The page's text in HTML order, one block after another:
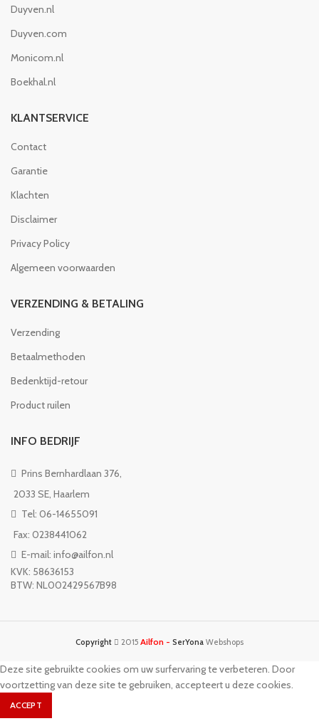
Duyven.nl
Duyven.com
Monicom.nl
Boekhal.nl
KLANTSERVICE
Contact
Garantie
Klachten
Disclaimer
Privacy Policy
Algemeen voorwaarden
VERZENDING & BETALING
Verzending
Betaalmethoden
Bedenktijd-retour
Product ruilen
INFO BEDRIJF
Prins Bernhardlaan 376,
2033 SE, Haarlem
Tel: 06-14655091
Fax: 0238441062
E-mail: info@ailfon.nl
KVK: 58636153
BTW: NL002429567B98
Copyright 2015 Ailfon - SerYona Webshops
Deze site gebruikte cookies om uw surfervaring te verbeteren. Door
voortzetting van deze site te gebruiken, accepteert u deze cookies.
ACCEPT